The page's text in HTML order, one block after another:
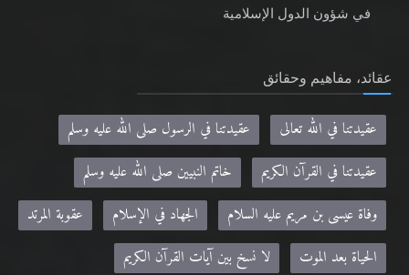
في شؤون الدول الإسلامية
عقائد، مفاهيم وحقائق
عقيدتنا في الله تعالى
عقيدتنا في الرسول صلى الله عليه وسلم
عقيدتنا في القرآن الكريم
خاتم النبيين صلى الله عليه وسلم
وفاة عيسى بن مريم عليه السلام
الجهاد في الإسلام
عقوبة المرتد
الحياة بعد الموت
لا نسخ بين آيات القرآن الكريم